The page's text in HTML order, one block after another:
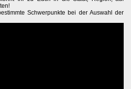
Schwerpunkte bei der Auswahl der